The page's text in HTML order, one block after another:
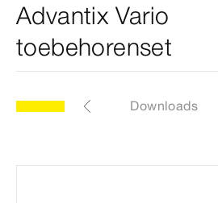
Advantix Vario
toebehorenset
Etiketten Downloads